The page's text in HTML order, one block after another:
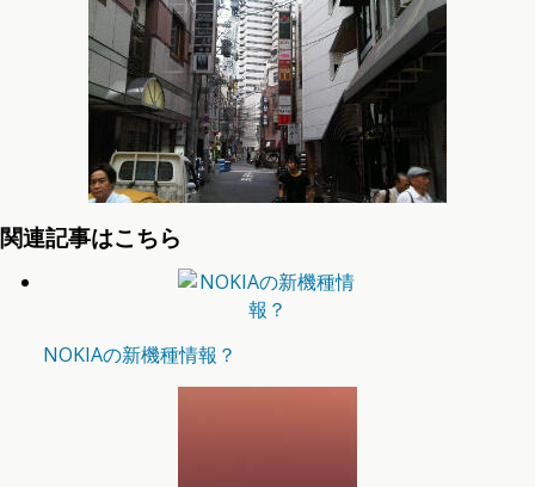
関連記事はこちら
NOKIAの新機種情報？